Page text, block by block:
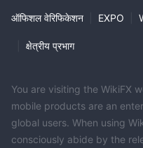
ऑफिशल वेरिफिकेशन EXPO
क्षेत्रीय प्रभाग
You are visiting the WikiFX
mobile products are an
global users. When using
consciously abide by the